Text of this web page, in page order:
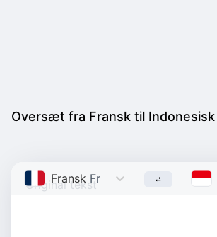
Oversæt fra Fransk til Indonesisk
Fransk French